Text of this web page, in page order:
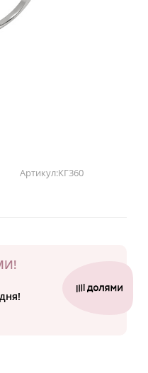
Артикул:КГ360